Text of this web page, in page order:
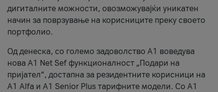
дигиталните можности, овозможувајќи уникатен
начин за поврзување на корисниците преку своето
портфолио.
Од денеска, со големо задоволство А1 воведува
нова A1 Net Sef функционалност „Подари на
пријател“, достапна за резидентните корисници на
А1 Alfa и A1 Senior Plus тарифните модели. Со A1